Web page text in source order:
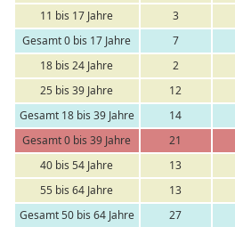
11 bis 17 Jahre
3
Gesamt 0 bis 17 Jahre
7
18 bis 24 Jahre
2
25 bis 39 Jahre
12
Gesamt 18 bis 39 Jahre
14
Gesamt 0 bis 39 Jahre
21
40 bis 54 Jahre
13
55 bis 64 Jahre
13
Gesamt 50 bis 64 Jahre
27